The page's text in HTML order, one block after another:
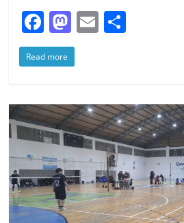
F
a
c
b
o
o
k
M
a
st
d
o
n
E
Read more